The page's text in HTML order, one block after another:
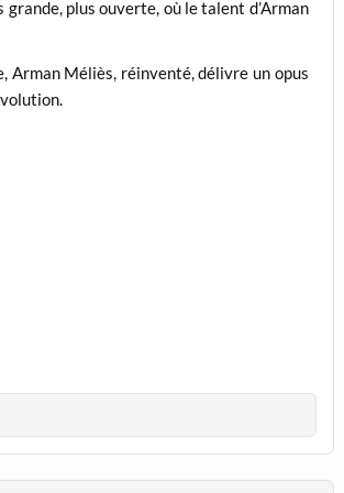
plus ouverte, où le talent d’Arman
Arman Méliès, réinventé, délivre un opus